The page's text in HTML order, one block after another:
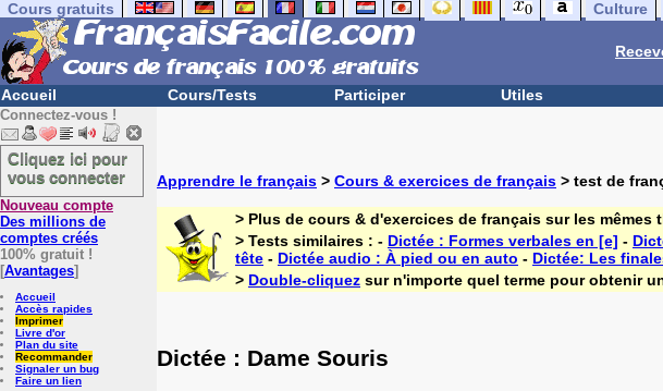
Cours gratuits Culture
Accueil Cours/Tests Participer Utiles
Connectez-vous !
Cliquez ici pour
vous connecter
Nouveau compte
Des millions de
comptes créés
100% gratuit !
[Avantages]
Accueil
Accès rapides
Imprimer
Livre d'or
Plan du site
Recommander
Signaler un bug
Faire un lien
Apprendre le français > Cours & exercices de français > test de
> Plus de cours & d'exercices de français sur les mêmes
> Tests similaires : - Dictée : Formes verbales en [e] -
tête - Dictée audio : À pied ou en auto - Dictée: Les
> Double-cliquez sur n'importe quel terme pour obtenir
Dictée : Dame Souris